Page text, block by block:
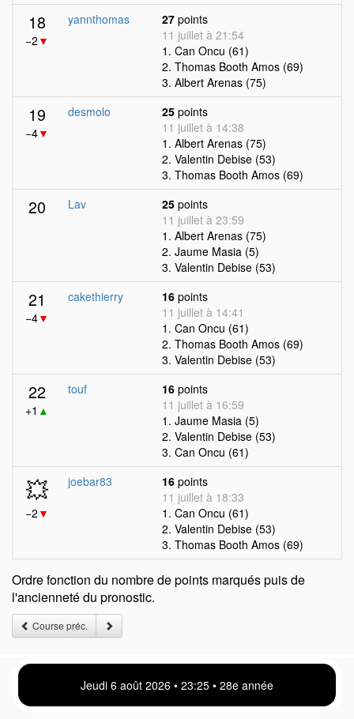
18
−2 ▼
yannthomas 27 points
11 juillet à 21:54
1. Can Oncu (61)
2. Thomas Booth Amos (69)
3. Albert Arenas (75)
19
−4▼
desmolo 25 points
11 juillet à 14:38
1. Albert Arenas (75)
2. Valentin Debise (53)
3. Thomas Booth Amos (69)
20 Lav 25 points
11 juillet à 23:59
1. Albert Arenas (75)
2. Jaume Masia (5)
3. Valentin Debise (53)
21
−4▼
cakethierry 16 points
11 juillet à 14:41
1. Can Oncu (61)
2. Thomas Booth Amos (69)
3. Valentin Debise (53)
22
+1 ▲
touf 16 points
11 juillet à 16:59
1. Jaume Masia (5)
2. Valentin Debise (53)
3. Can Oncu (61)
💥
−2 ▼
joebar83 16 points
11 juillet à 18:33
1. Can Oncu (61)
2. Valentin Debise (53)
3. Thomas Booth Amos (69)
Ordre fonction du nombre de points marqués puis de
l'ancienneté du pronostic.
Course préc.
Jeudi 6 août 2026 • 23 25 • 28e année